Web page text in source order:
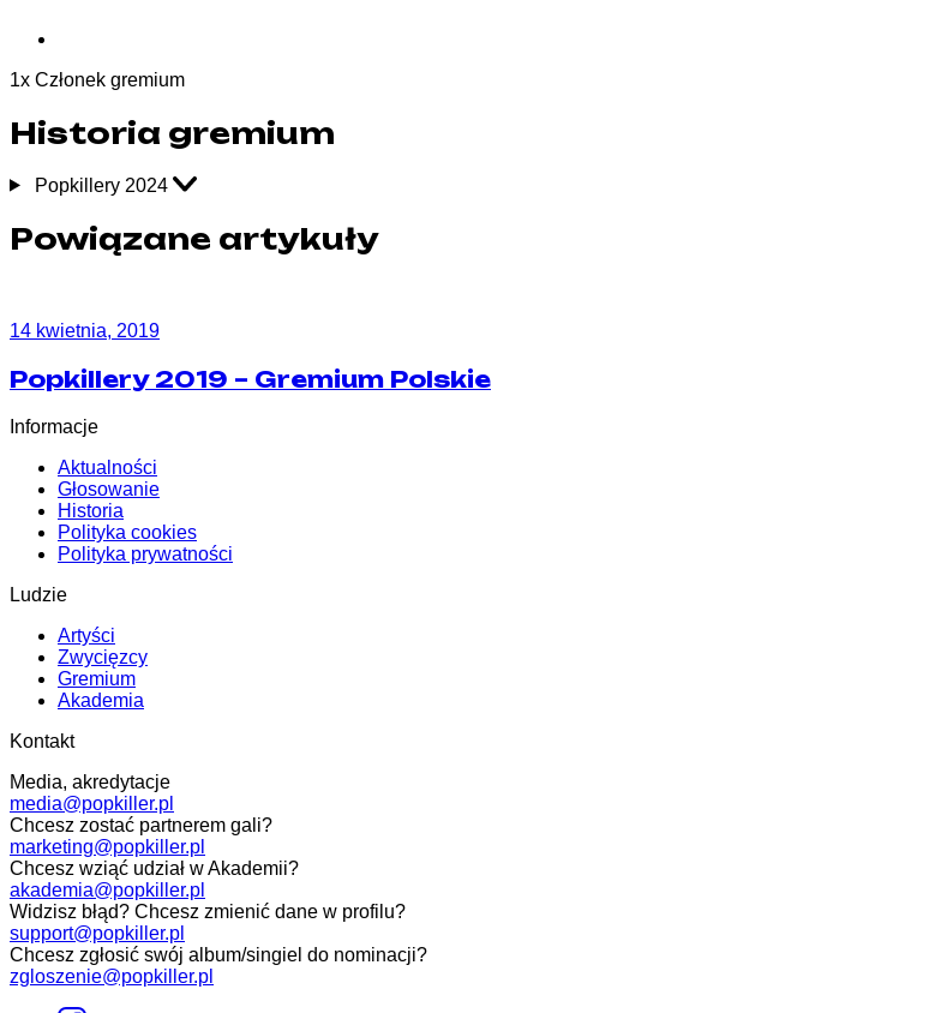
1x Członek gremium
Historia gremium
Popkillery 2024
Powiązane artykuły
14 kwietnia, 2019
Popkillery 2019 – Gremium Polskie
Informacje
Aktualności
Głosowanie
Historia
Polityka cookies
Polityka prywatności
Ludzie
Artyści
Zwycięzcy
Gremium
Akademia
Kontakt
Media, akredytacje
media@popkiller.pl
Chcesz zostać partnerem gali?
marketing@popkiller.pl
Chcesz wziąć udział w Akademii?
akademia@popkiller.pl
Widzisz błąd? Chcesz zmienić dane w profilu?
support@popkiller.pl
Chcesz zgłosić swój album/singiel do nominacji?
zgloszenie@popkiller.pl